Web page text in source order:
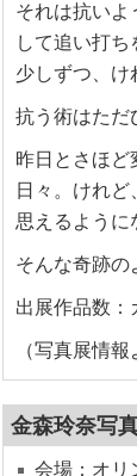
それは抗いよ
して追い打
少しずつ、け
抗う術はただ
昨日とさほど
日々。けれ
思えるように
そんな奇跡の
出展作品数：
（写真展情報
金森玲奈写
会場：オリ